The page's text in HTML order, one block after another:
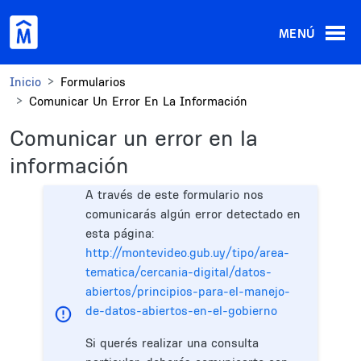
MENÚ
Inicio
Formularios
Comunicar Un Error En La Información
Comunicar un error en la
información
A través de este formulario nos
comunicarás algún error detectado en
esta página:
http://montevideo.gub.uy/tipo/area-
tematica/cercania-digital/datos-
abiertos/principios-para-el-manejo-
de-datos-abiertos-en-el-gobierno
Si querés realizar una consulta